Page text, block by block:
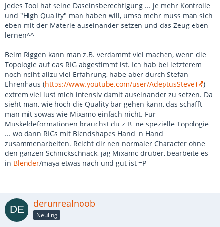
Jedes Tool hat seine Daseinsberechtigung ... je mehr Kontrolle
und "High Quality" man haben will, umso mehr muss man sich
eben mit der Materie auseinander setzen und das Zeug eben
lernen^^
Beim Riggen kann man z.B. verdammt viel machen, wenn die
Topologie auf das RIG abgestimmt ist. Ich hab bei letzterem
noch nciht allzu viel Erfahrung, habe aber durch Stefan
Ehrenhaus (https://www.youtube.com/user/AdeptusSteve
)
extrem viel lust mich intensiv damit auseinander zu setzen. Da
sieht man, wie hoch die Quality bar gehen kann, das schafft
man mit sowas wie Mixamo einfach nicht. Für
Muskeldeformationen brauchst du z.B. ne spezielle Topologie
... wo dann RIGs mit Blendshapes Hand in Hand
zusammenarbeiten. Reicht dir nen normaler Character ohne
den ganzen Schnickschnack, jag Mixamo drüber, bearbeite es
in Blender/maya etwas nach und gut ist =P
derunrealnoob
Neuling